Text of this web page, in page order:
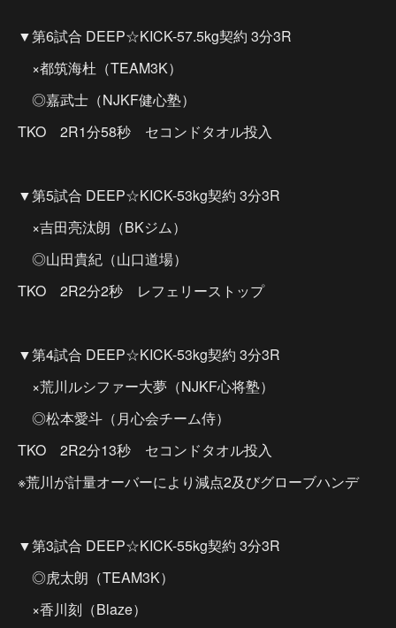
▼第6試合 DEEP☆KICK-57.5kg契約 3分3R
×都筑海杜（TEAM3K）
◎嘉武士（NJKF健心塾）
TKO 2R1分58秒 セコンドタオル投入
▼第5試合 DEEP☆KICK-53kg契約 3分3R
×吉田亮汰朗（BKジム）
◎山田貴紀（山口道場）
TKO 2R2分2秒 レフェリーストップ
▼第4試合 DEEP☆KICK-53kg契約 3分3R
×荒川ルシファー大夢（NJKF心将塾）
◎松本愛斗（月心会チーム侍）
TKO 2R2分13秒 セコンドタオル投入
※荒川が計量オーバーにより減点2及びグローブハンデ
▼第3試合 DEEP☆KICK-55kg契約 3分3R
◎虎太朗（TEAM3K）
×香川刻（Blaze）